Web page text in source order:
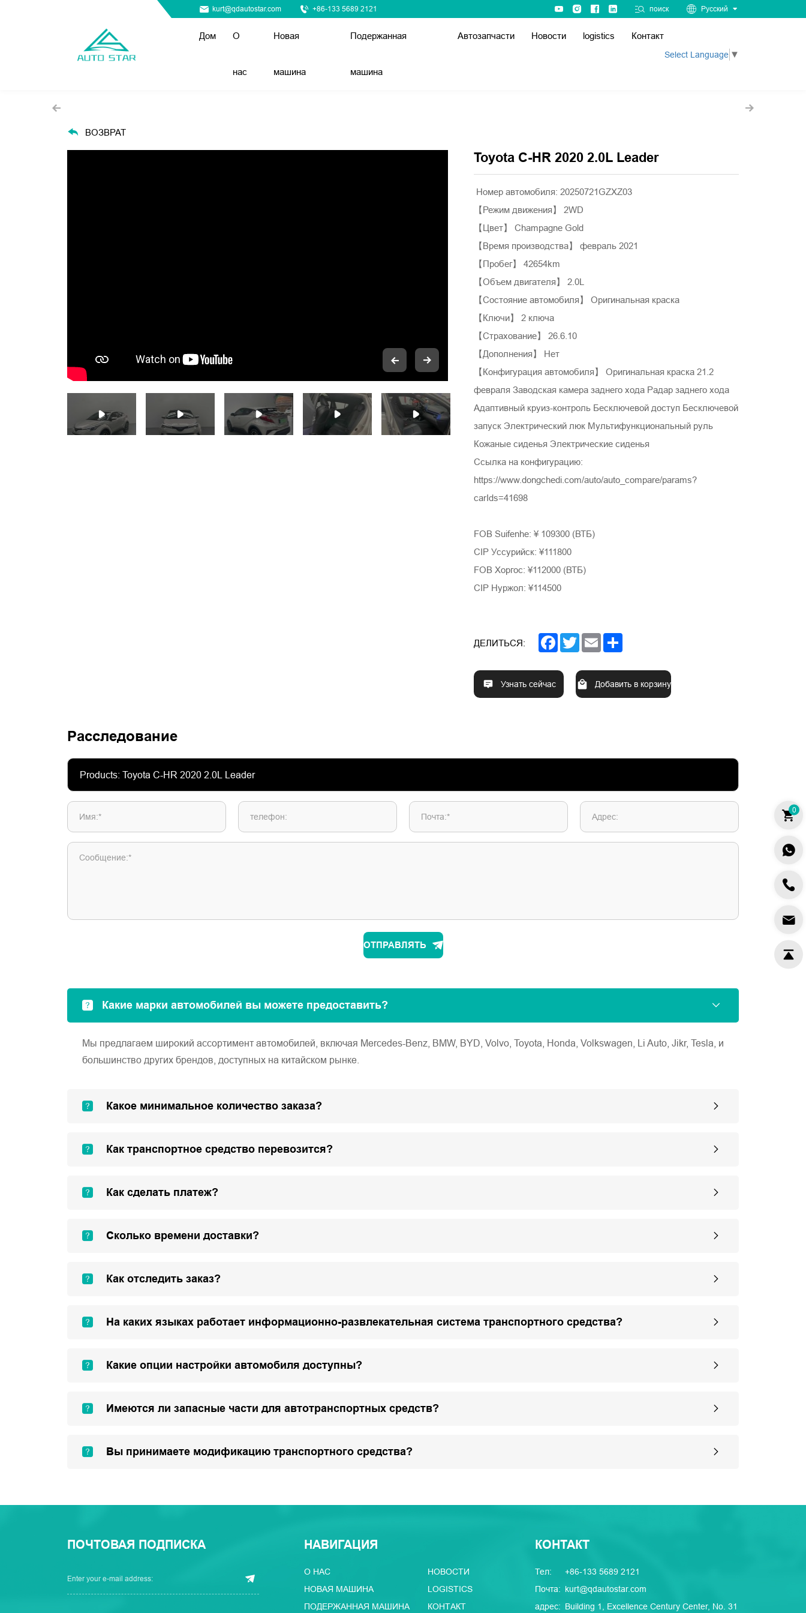
kurt@qdautostar.com +86-133 5689 2121 поиск Русский
Дом О
нас
Новая
машина
Подержанная
машина
Автозапчасти Новости logistics Контакт
Select Language ▼
ВОЗВРАТ
Toyota C-HR 2020 2.0L Leader
Номер автомобиля: 20250721GZXZ03
【Режим движения】 2WD
【Цвет】 Champagne Gold
【Время производства】 февраль 2021
【Пробег】 42654km
【Объем двигателя】 2.0L
【Состояние автомобиля】 Оригинальная краска
【Ключи】 2 ключа
【Страхование】 26.6.10
【Дополнения】 Нет
【Конфигурация автомобиля】 Оригинальная краска 21.2
февраля Заводская камера заднего хода Радар заднего хода
Адаптивный круиз-контроль Бесключевой доступ Бесключевой
запуск Электрический люк Мультифункциональный руль
Кожаные сиденья Электрические сиденья
Ссылка на конфигурацию:
https://www.dongchedi.com/auto/auto_compare/params?
carIds=41698
FOB Suifenhe: ¥ 109300 (ВТБ)
CIP Уссурийск: ¥111800
FOB Хоргос: ¥112000 (ВТБ)
CIP Нуржол: ¥114500
ДЕЛИТЬСЯ: Facebook
TwitterEmail
Узнать сейчас Добавить в корзину
Расследование
Имя:* телефон: Почта:* Адрес:
Сообщение:*
ОТПРАВЛЯТЬ
Какие марки автомобилей вы можете предоставить?
Мы предлагаем широкий ассортимент автомобилей, включая Mercedes-Benz, BMW, BYD, Volvo, Toyota, Honda, Volkswagen, Li Auto, Jikr, Tesla, и
большинство других брендов, доступных на китайском рынке.
Какое минимальное количество заказа?
Как транспортное средство перевозится?
Как сделать платеж?
Сколько времени доставки?
Как отследить заказ?
На каких языках работает информационно-развлекательная система транспортного средства?
Какие опции настройки автомобиля доступны?
Имеются ли запасные части для автотранспортных средств?
Вы принимаете модификацию транспортного средства?
ПОЧТОВАЯ ПОДПИСКА НАВИГАЦИЯ
О НАС
НОВАЯ МАШИНА
ПОДЕРЖАННАЯ МАШИНА
НОВОСТИ
LOGISTICS
КОНТАКТ
КОНТАКТ
Тел:
+86-133 5689 2121
Почта: kurt@qdautostar.com
адрес: Building 1, Excellence Century Center, No. 31
0